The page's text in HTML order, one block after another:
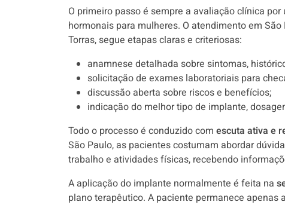
O primeiro passo é sempre a avaliação clínica
hormonais para mulheres. O atendimento em
Torras, segue etapas claras e criteriosas:
anamnese detalhada sobre sintomas,
solicitação de exames laboratoriais para
discussão aberta sobre riscos e benefícios;
indicação do melhor tipo de implante,
Todo o processo é conduzido com escuta ativa e
São Paulo, as pacientes costumam abordar
trabalho e atividades físicas, recebendo
A aplicação do implante normalmente é feita na
plano terapêutico. A paciente permanece